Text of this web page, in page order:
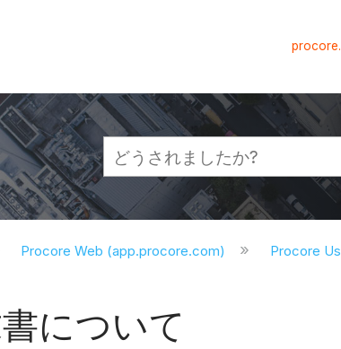
開/折りたたむ
Procore Web (app.procore.com) Procore
について